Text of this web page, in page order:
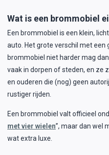
Wat is een brommobiel
Een brommobiel is een klein,
auto. Het grote verschil met een
brommobiel niet harder mag
vaak in dorpen of steden, en ze
en ouderen die (nog) geen
rustiger rijden.
Een brommobiel valt officieel
met vier wielen”, maar dan wel
wat extra luxe.